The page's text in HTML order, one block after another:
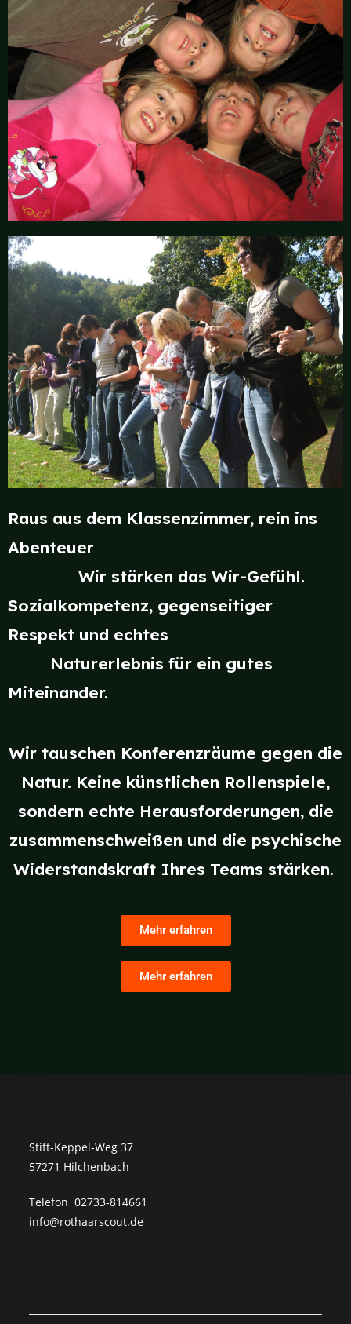
Raus aus dem Klassenzimmer, rein ins
Abenteuer
Wir stärken das Wir-Gefühl.
Sozialkompetenz, gegenseitiger
Respekt und echtes
Naturerlebnis für ein gutes
Miteinander.
Wir tauschen Konferenzräume gegen die
Natur. Keine künstlichen Rollenspiele,
sondern echte Herausforderungen, die
zusammenschweißen und die psychische
Widerstandskraft Ihres Teams stärken.
Mehr erfahren
Mehr erfahren
Stift-Keppel-Weg 37
57271 Hilchenbach
Telefon 02733-814661
info@rothaarscout.de